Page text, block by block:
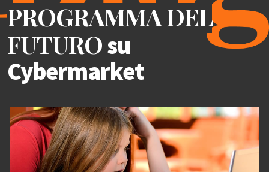
PROGRAMMA DEL
FUTUROsu
Cybermarket